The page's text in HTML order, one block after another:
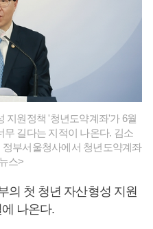
지원정책 '청년도약계좌'가 6월
길다는 지적이 나온다. 김소
부서울청사에서 청년도약계좌
스>
의 첫 청년 자산형성 지원
에 나온다.